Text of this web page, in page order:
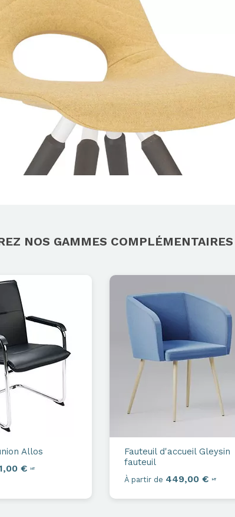
NOS GAMMES COMPLÉMENTAIRES
Allos
€ HT
Fauteuil d'accueilGleysin
fauteuil
À partir de 449,00 € HT